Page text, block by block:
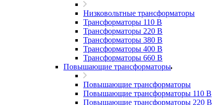
Низковольтные трансформаторы
Трансформаторы 110 В
Трансформаторы 220 В
Трансформаторы 380 В
Трансформаторы 400 В
Трансформаторы 660 В
Повышающие трансформаторы
Повышающие трансформаторы
Повышающие трансформаторы 110 В
Повышающие трансформаторы 220 В